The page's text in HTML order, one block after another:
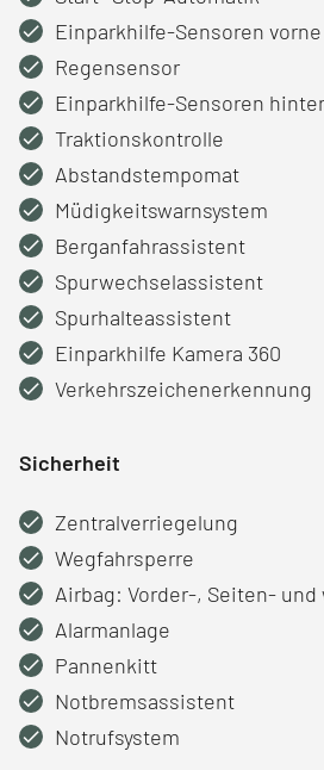
Einparkhilfe-Sensoren vorne
Regensensor
Einparkhilfe-Sensoren
Traktionskontrolle
Abstandstempomat
Müdigkeitswarnsystem
Berganfahrassistent
Spurwechselassistent
Spurhalteassistent
Einparkhilfe Kamera 360
Verkehrszeichenerkennung
Sicherheit
Zentralverriegelung
Wegfahrsperre
Airbag: Vorder-, Seiten-
Alarmanlage
Pannenkitt
Notbremsassistent
Notrufsystem